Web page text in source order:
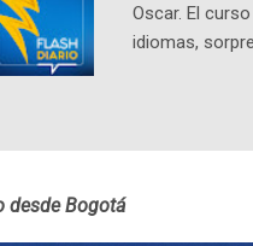
Oscar. El
idiomas,
estará
personajes
desde Bogotá